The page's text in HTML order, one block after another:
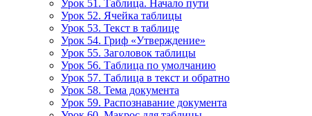
Урок 51. Таблица. Начало пути
Урок 52. Ячейка таблицы
Урок 53. Текст в таблице
Урок 54. Гриф «Утверждение»
Урок 55. Заголовок таблицы
Урок 56. Таблица по умолчанию
Урок 57. Таблица в текст и обратно
Урок 58. Тема документа
Урок 59. Распознавание документа